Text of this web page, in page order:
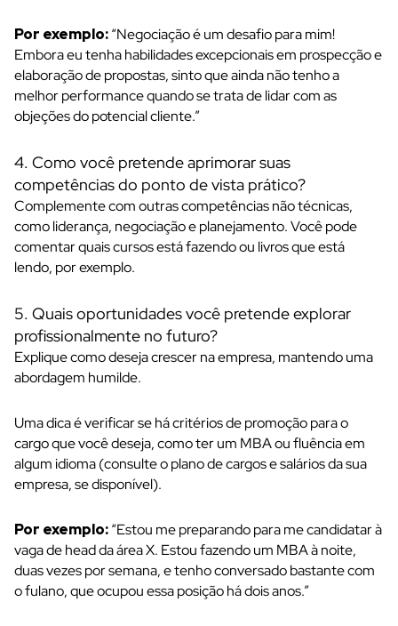
Por exemplo:“Negociação é um desafio para mim!
Embora eu tenha habilidades excepcionais em prospecção e
elaboração de propostas, sinto que ainda não tenho a
melhor performance quando se trata de lidar com as
objeções do potencial cliente.”
4. Como você pretende aprimorar suas
competências do ponto de vista prático?
Complemente com outras competências não técnicas,
comoliderança, negociação e planejamento. Você pode
comentar quais cursos está fazendo ou livros que está
lendo, por exemplo.
5. Quais oportunidades você pretende explorar
profissionalmente no futuro?
Explique como deseja crescer na empresa, mantendo uma
abordagem humilde.
Uma dica é verificar se há critérios de promoção para o
cargo que você deseja, como ter um MBA ou fluência em
algum idioma (consulte o plano de cargos e salários da sua
empresa, se disponível).
Por exemplo:“Estou me preparando para me candidatar à
vaga de head da área X. Estou fazendo um MBA à noite,
duas vezes por semana, e tenho conversado bastante com
o fulano, que ocupou essa posição há dois anos.”